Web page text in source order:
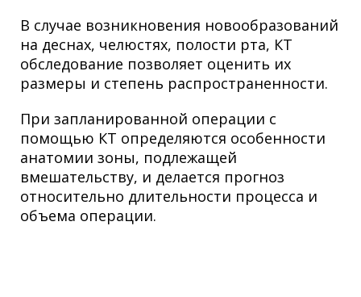
В случае возникновения новообразований
на деснах, челюстях, полости рта, КТ
обследование позволяет оценить их
размеры и степень распространенности.
При запланированной операции с
помощью КТ определяются особенности
анатомии зоны, подлежащей
вмешательству, и делается прогноз
относительно длительности процесса и
объема операции.